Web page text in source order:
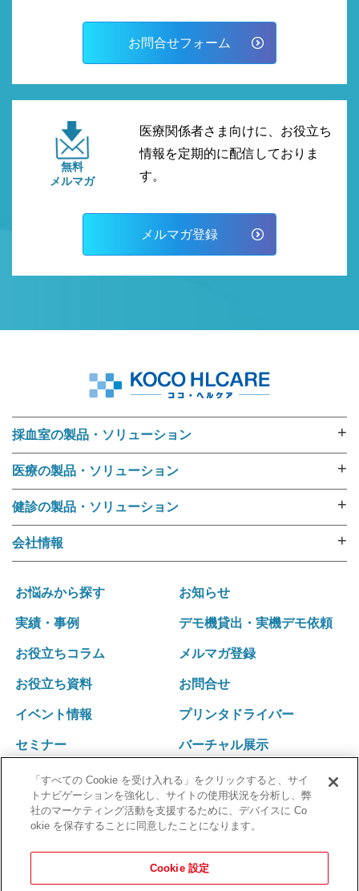
お問合せフォーム
無料
メルマガ
医療関係者さま向けに、お役立ち
情報を定期的に配信しておりま
す。
メルマガ登録
+
採血室の製品・ソリューション
採血業務ソリューション
採血管準備装置 i･pres core
採血管準備装置 i･pres fine
採血管準備装置 i・pres fit Ⅱ
尿カップラベラー CL-350
採血業務支援システム RInCS
採血業務指標化システム
統合受付システム（採血・処置）
採血・採尿一体型 自動受付機 BU-REC Ⅱ
+
医療の製品・ソリューション
外来用リストバンド
RFIDリストバンド（E-ブレス®）
ラベル・リストバンド・RFID プリンタipシリーズ
入院用リストバンド
バーコードリーダー
リストバンド発行パッケージ Freeni
医療事務プリント改善ソリューション
+
健診の製品・ソリューション
健診機関向けリストバンド
受診者名簿データ変換ツール 受診者Dataメイキング
キュー
受診キット発送アウトソーシング
健診関連発送業務 内製化ソリューション
採血業務ソリューション
採血管準備装置 i・pres fit Ⅱ
+
会社情報
選ばれる理由
運営ポリシー
社訓･経営理念
拠点一覧･グループネットワーク
沿革
お悩みから探す
実績・事例
お役立ちコラム
お役立ち資料
イベント情報
セミナー
お知らせ
デモ機貸出・実機デモ依頼
メルマガ登録
お問合せ
プリンタドライバー
バーチャル展示
「すべての Cookie を受け入れる」をクリックすると、サイ
トナビゲーションを強化し、サイトの使用状況を分析し、弊
社のマーケティング活動を支援するために、デバイスに Co
okie を保存することに同意したことになります。
Cookie 設定